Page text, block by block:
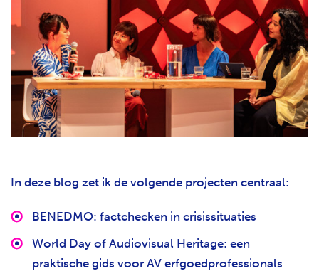
In deze blog zet ik de volgende projecten centraal:
BENEDMO: factchecken in crisissituaties
World Day of Audiovisual Heritage: een
praktische gids voor AV erfgoedprofessionals